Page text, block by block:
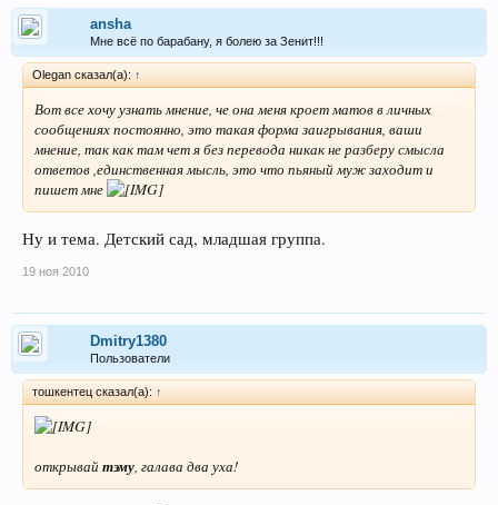
ansha
Мне всё по барабану, я болею за Зенит!!!
Olegan сказал(а): ↑
Вот все хочу узнать мнение, че она меня кроет матов в личных
сообщениях постоянно, это такая форма заигрывания, ваши
мнение, так как там чет я без перевода никак не разберу смысла
ответов ,единственная мысль, это что пьяный муж заходит и
пишет мне
Ну и тема. Детский сад, младшая группа.
19 ноя 2010
Dmitry1380
Пользователи
тошкентец сказал(а): ↑
открывайтэму, галава два уха!